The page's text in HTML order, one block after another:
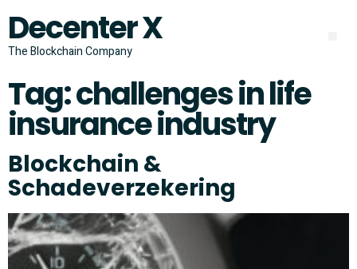
Decenter X
The Blockchain Company
Tag:challenges in life
insurance industry
Blockchain &
Schadeverzekering